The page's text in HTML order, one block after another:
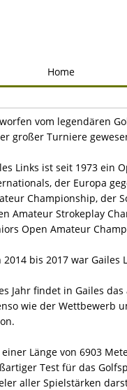
Home
vom legendären
großer Turniere
Links ist seit 1973 ein
der Europa
Championship, der
Amateur Strokeplay
Open Amateur
2014 bis 2017 war
Jahr findet in Gailes
wie der Wettbewerb
Länge von 6903
Test für das
aller Spielstärken